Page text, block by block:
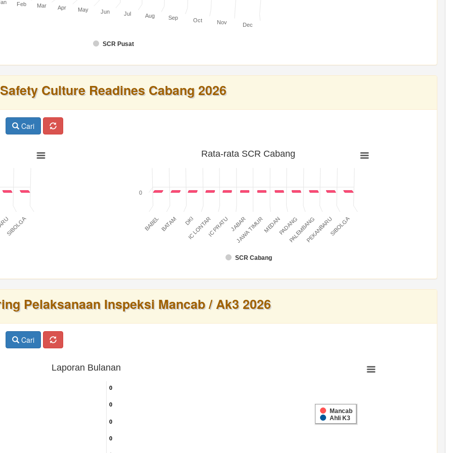
SCR Pusat
Feb Mar Apr May Jun Jul Aug Sep Oct Nov Dec
Safety Culture Readines Cabang 2026
Cari
SIBOLGA
Rata-rata SCR Cabang
SCR Cabang
BABELBATAM DKI
IC LONTARIC PRATU JABAR
JAWA TIMURMEDANPADANGPALEMBANGPEKANBARUSIBOLGA
0
Pelaksanaan Inspeksi Mancab / Ak3 2026
Cari
Laporan Bulanan
0
0
0
0
0
0
0
0
Mancab
Ahli K3